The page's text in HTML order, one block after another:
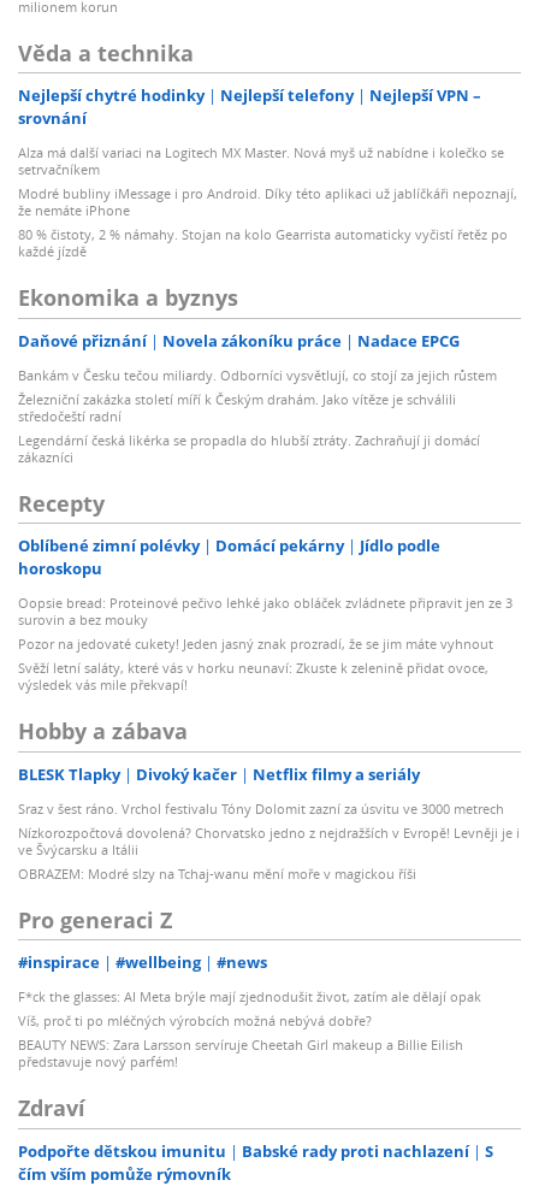
milionem korun
Věda a technika
Nejlepší chytré hodinky Nejlepší telefony
Nejlepší VPN –
srovnání
Alza má další variaci na Logitech MX Master. Nová myš už nabídne i kolečko se
setrvačníkem
Modré bubliny iMessage i pro Android. Díky této aplikaci už jablíčkáři nepoznají,
že nemáte iPhone
80 % čistoty, 2 % námahy. Stojan na kolo Gearrista automaticky vyčistí řetěz po
každé jízdě
Ekonomika a byznys
Daňové přiznání Novela zákoníku práce Nadace EPCG
Bankám v Česku tečou miliardy. Odborníci vysvětlují, co stojí za jejich růstem
Železniční zakázka století míří k Českým drahám. Jako vítěze je schválili
středočeští radní
Legendární česká likérka se propadla do hlubší ztráty. Zachraňují ji domácí
zákazníci
Recepty
Oblíbené zimní polévky Domácí pekárny
Jídlo podle
horoskopu
Oopsie bread: Proteinové pečivo lehké jako obláček zvládnete připravit jen ze 3
surovin a bez mouky
Pozor na jedovaté cukety! Jeden jasný znak prozradí, že se jim máte vyhnout
Svěží letní saláty, které vás v horku neunaví: Zkuste k zelenině přidat ovoce,
výsledek vás mile překvapí!
Hobby a zábava
BLESK Tlapky Divoký kačer Netflix filmy a seriály
Sraz v šest ráno. Vrchol festivalu Tóny Dolomit zazní za úsvitu ve 3000 metrech
Nízkorozpočtová dovolená? Chorvatsko jedno z nejdražších v Evropě! Levněji je i
ve Švýcarsku a Itálii
OBRAZEM: Modré slzy na Tchaj-wanu mění moře v magickou říši
Pro generaci Z
#inspirace #wellbeing #news
F*ck the glasses: AI Meta brýle mají zjednodušit život, zatím ale dělají opak
Víš, proč ti po mléčných výrobcích možná nebývá dobře?
BEAUTY NEWS: Zara Larsson servíruje Cheetah Girl makeup a Billie Eilish
představuje nový parfém!
Zdraví
Podpořte dětskou imunitu Babské rady proti nachlazení
S
čím vším pomůže rýmovník